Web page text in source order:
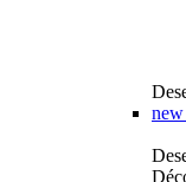
new